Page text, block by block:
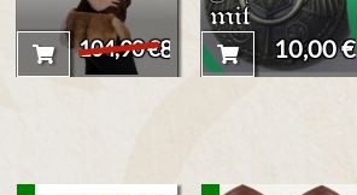
104,90 €89,90 €
mit
Flügeln
(groß)
10,00 €